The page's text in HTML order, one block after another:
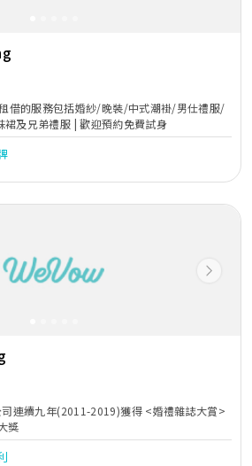
借的服務包括婚紗/晚裝/中式潮褂/男仕禮服/
及兄弟禮服 | 歡迎預約免費試身
Next
司連續九年(2011-2019)獲得 <婚禮雜誌大賞>
獎